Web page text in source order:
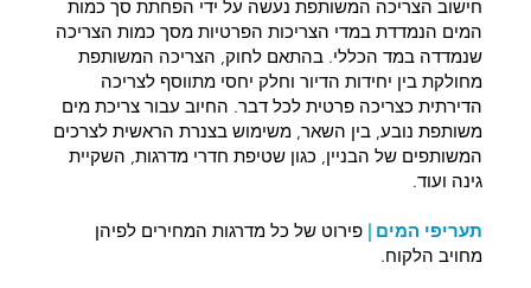
חישוב הצריכה המשותפת נעשה על ידי הפחתת סך כמות
המים הנמדדת במדי הצריכות הפרטיות מסך כמות הצריכה
שנמדדה במד הכללי. בהתאם לחוק, הצריכה המשותפת
מחולקת בין יחידות הדיור וחלק יחסי מתווסף לצריכה
הדירתית כצריכה פרטית לכל דבר. החיוב עבור צריכת מים
משותפת נובע, בין השאר, משימוש בצנרת הראשית לצרכים
המשותפים של הבניין, כגון שטיפת חדרי מדרגות, השקיית
גינה ועוד.
תעריפי המים |פירוט של כל מדרגות המחירים לפיהן
מחויב הלקוח.